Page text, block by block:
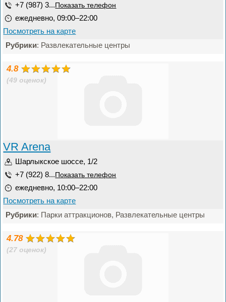
+7 (987) 3... Показать телефон
ежедневно, 09:00–22:00
Посмотреть на карте
Рубрики: Развлекательные центры
4.8
(49 оценок)
VR Arena
Шарлыкское шоссе, 1/2
+7 (922) 8... Показать телефон
ежедневно, 10:00–22:00
Посмотреть на карте
Рубрики: Парки аттракционов, Развлекательные центры
4.78
(27 оценок)